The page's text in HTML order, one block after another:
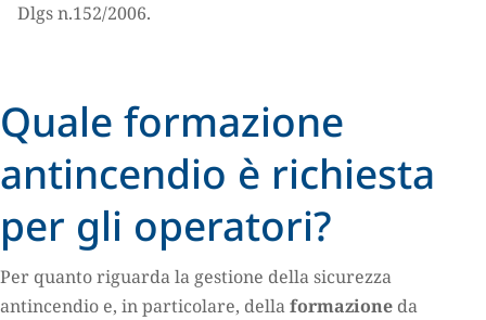
Dlgs n.152/2006.
Quale formazione
antincendio è richiesta
per gli operatori?
Per quanto riguarda la gestione della sicurezza
antincendio e, in particolare, dellaformazione da